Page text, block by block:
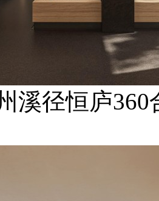
溪径恒庐360